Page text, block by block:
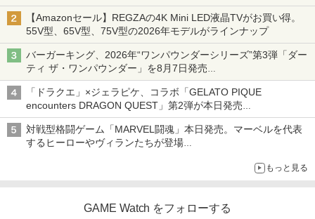
発売から2週間は20%オフになるセールが実施
【Amazonセール】REGZAの4K Mini LED液晶TVがお買い得。
55V型、65V型、75V型の2026年モデルがラインナップ
バーガーキング、2026年“ワンパウンダーシリーズ”第3弾「ダー
ティ ザ・ワンパウンダー」を8月7日発売
「特製ガーリックマヨソース」を使用した超大型チーズバーガー
「ドラクエ」×ジェラピケ、コラボ「GELATO PIQUE
encounters DRAGON QUEST」第2弾が本日発売
アイスカップに入ったスライムやわたぼう、ベビーサタンなどが
オリジナルアートで登場
対戦型格闘ゲーム「MARVEL闘魂」本日発売。マーベルを代表
するヒーローやヴィランたちが登場
もっと見る
GAME Watch をフォローする